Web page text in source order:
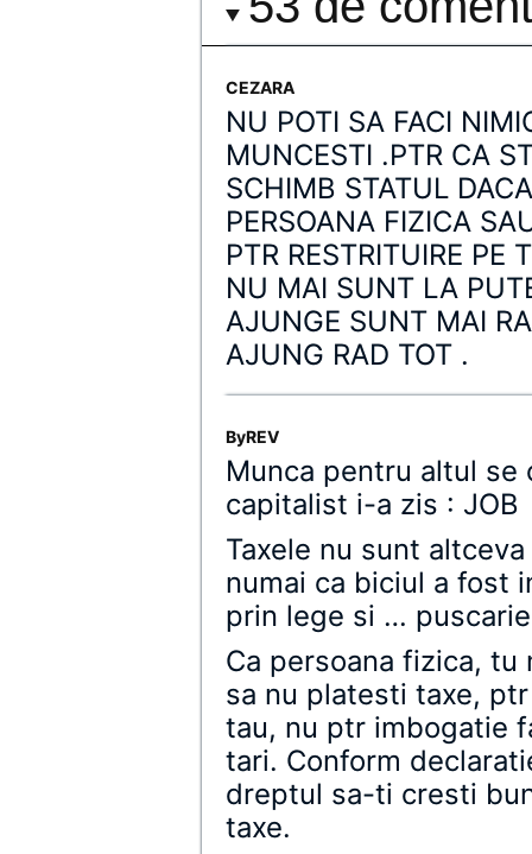
CEZARA
NU POTI SA FACI
MUNCESTI .PTR CA
SCHIMB STATUL
PERSOANA FIZICA
PTR RESTRITUIRE PE
NU MAI SUNT LA
AJUNGE SUNT MAI
AJUNG RAD TOT .
ByREV
Munca pentru altul se
capitalist i-a zis : JOB
Taxele nu sunt
numai ca biciul a fost
prin lege si …
Ca persoana fizica,
sa nu platesti taxe,
tau, nu ptr imbogatie
tari. Conform
dreptul sa-ti cresti
taxe.